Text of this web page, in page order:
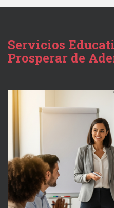
Servicios
Prosperar de